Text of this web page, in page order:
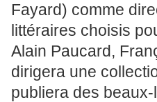
Fayard) comme
littéraires choisis
Alain Paucard,
dirigera une
publiera des